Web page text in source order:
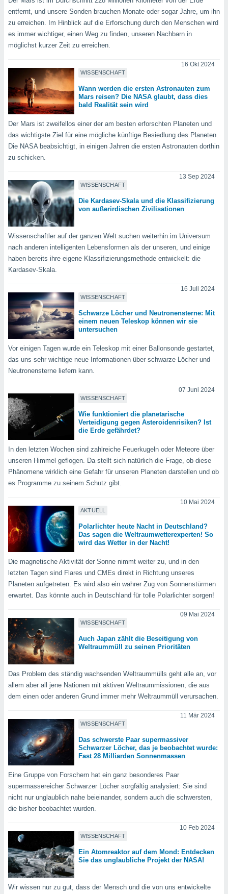
jederzeit
der
indem
zur
zur
zur
von
von
von
durch
der
Inhalten.
und
durch
Inhalte,
von
1199
entfernt, und unsere Sonden brauchen Monate oder sogar Jahre, um ihn
zu erreichen. Im Hinblick auf die Erforschung durch den Menschen wird
es immer wichtiger, einen Weg zu finden, unseren Nachbarn in
möglichst kurzer Zeit zu erreichen.
WISSENSCHAFT
16 Okt 2024
Wann werden die ersten Astronauten zum
Mars reisen? Die NASA glaubt, dass dies
bald Realität sein wird
Der Mars ist zweifellos einer der am besten erforschten Planeten und
das wichtigste Ziel für eine mögliche künftige Besiedlung des Planeten.
Die NASA beabsichtigt, in einigen Jahren die ersten Astronauten dorthin
zu schicken.
WISSENSCHAFT
13 Sep 2024
Die Kardasev-Skala und die Klassifizierung
von außerirdischen Zivilisationen
Wissenschaftler auf der ganzen Welt suchen weiterhin im Universum
nach anderen intelligenten Lebensformen als der unseren, und einige
haben bereits ihre eigene Klassifizierungsmethode entwickelt: die
Kardasev-Skala.
WISSENSCHAFT
16 Juli 2024
Schwarze Löcher und Neutronensterne: Mit
einem neuen Teleskop können wir sie
untersuchen
Vor einigen Tagen wurde ein Teleskop mit einer Ballonsonde gestartet,
das uns sehr wichtige neue Informationen über schwarze Löcher und
Neutronensterne liefern kann.
WISSENSCHAFT
07 Juni 2024
Wie funktioniert die planetarische
Verteidigung gegen Asteroidenrisiken? Ist
die Erde gefährdet?
In den letzten Wochen sind zahlreiche Feuerkugeln oder Meteore über
unseren Himmel geflogen. Da stellt sich natürlich die Frage, ob diese
Phänomene wirklich eine Gefahr für unseren Planeten darstellen und ob
es Programme zu seinem Schutz gibt.
AKTUELL
10 Mai 2024
Polarlichter heute Nacht in Deutschland?
Das sagen die Weltraumwetterexperten! So
wird das Wetter in der Nacht!
Die magnetische Aktivität der Sonne nimmt weiter zu, und in den
letzten Tagen sind Flares und CMEs direkt in Richtung unseres
Planeten aufgetreten. Es wird also ein wahrer Zug von Sonnenstürmen
erwartet. Das könnte auch in Deutschland für tolle Polarlichter sorgen!
WISSENSCHAFT
09 Mai 2024
Auch Japan zählt die Beseitigung von
Weltraummüll zu seinen Prioritäten
Das Problem des ständig wachsenden Weltraummülls geht alle an, vor
allem aber all jene Nationen mit aktiven Weltraummissionen, die aus
dem einen oder anderen Grund immer mehr Weltraummüll verursachen.
WISSENSCHAFT
11 Mär 2024
Das schwerste Paar supermassiver
Schwarzer Löcher, das je beobachtet wurde:
Fast 28 Milliarden Sonnenmassen
Eine Gruppe von Forschern hat ein ganz besonderes Paar
supermassereicher Schwarzer Löcher sorgfältig analysiert: Sie sind
nicht nur unglaublich nahe beieinander, sondern auch die schwersten,
die bisher beobachtet wurden.
WISSENSCHAFT
10 Feb 2024
Ein Atomreaktor auf dem Mond: Entdecken
Sie das unglaubliche Projekt der NASA!
Wir wissen nur zu gut, dass der Mensch und die von uns entwickelte